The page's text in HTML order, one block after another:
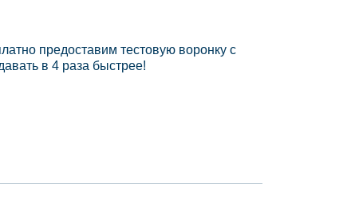
предоставим тестовую воронку с
в 4 раза быстрее!